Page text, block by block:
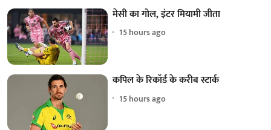
मेसी का गोल, इंटर मियामी जीता
15 hours ago
कपिल के रिकॉर्ड के करीब स्टार्क
15 hours ago